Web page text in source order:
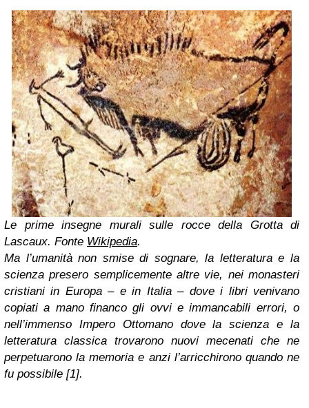
Le prime insegne murali sulle rocce della Grotta di
Lascaux. Fonte Wikipedia.
Ma l’umanità non smise di sognare, la letteratura e la
scienza presero semplicemente altre vie, nei monasteri
cristiani in Europa – e in Italia – dove i libri venivano
copiati a mano financo gli ovvi e immancabili errori, o
nell’immenso Impero Ottomano dove la scienza e la
letteratura classica trovarono nuovi mecenati che ne
perpetuarono la memoria e anzi l’arricchirono quando ne
fu possibile [1].